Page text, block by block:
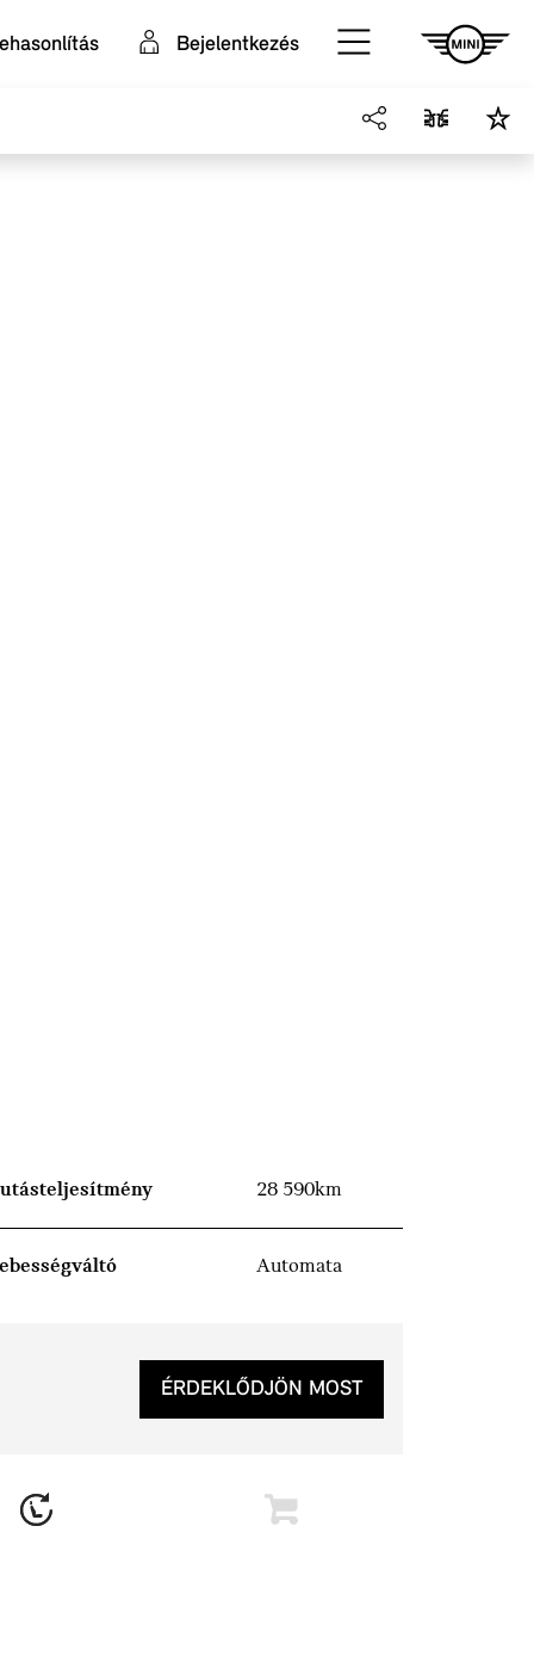
Bejelentkezés
28 590km
Automata
ÉRDEKLŐDJÖN MOST